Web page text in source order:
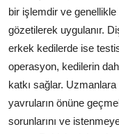
bir işlemdir ve
gözetilerek uygulanır.
erkek kedilerde ise
operasyon, kedilerin
katkı sağlar. Uzmanlara
yavruların önüne
sorunlarını ve